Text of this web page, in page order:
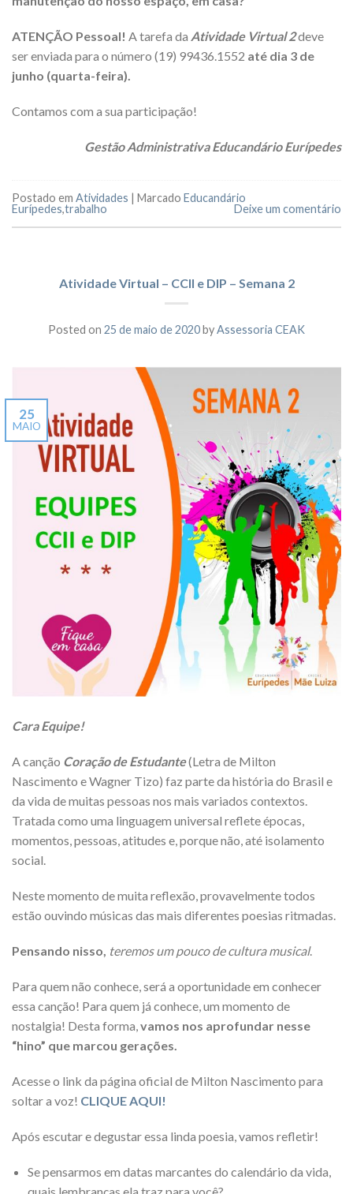
ATENÇÃO Pessoal! A tarefa da Atividade Virtual 2deve
ser enviada para o número (19) 99436.1552 até dia 3 de
junho (quarta-feira).
Contamos com a sua participação!
Gestão Administrativa Educandário Eurípedes
Postado em Atividades | Marcado Educandário
Eurípedes,trabalho Deixe um comentário
Atividade Virtual – CCII e DIP – Semana 2
Posted on 25 de maio de 2020byAssessoria CEAK
25
MAIO
Cara Equipe!
A canção Coração de Estudante(Letra de Milton
Nascimento e Wagner Tizo) faz parte da história do Brasil e
da vida de muitas pessoas nos mais variados contextos.
Tratada como uma linguagem universal reflete épocas,
momentos, pessoas, atitudes e, porque não, até isolamento
social.
Neste momento de muita reflexão, provavelmente todos
estão ouvindo músicas das mais diferentes poesias ritmadas.
Pensando nisso, teremos um pouco de cultura musical.
Para quem não conhece, será a oportunidade em conhecer
essa canção! Para quem já conhece, um momento de
nostalgia! Desta forma,vamos nos aprofundar nesse
“hino” que marcou gerações.
Acesse o link da página oficial de Milton Nascimento para
soltar a voz! CLIQUE AQUI!
Após escutar e degustar essa linda poesia, vamos refletir!
Se pensarmos em datas marcantes do calendário da vida,